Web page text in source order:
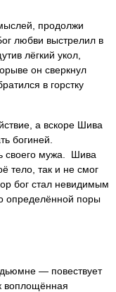
продолжи
любви выстрелил в
лёгкий укол,
он сверкнул
в горстку
а вскоре Шива
богиней.
своего мужа. Шива
тело, так и не смог
бог стал невидимым
определённой поры
— повествует
воплощённая